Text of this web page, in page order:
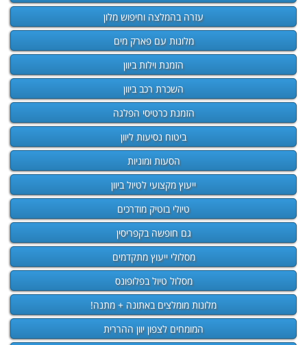
עזרה בהמלצה וחיפוש מלון
מלונות עם פארק מים
הזמנת וילות ביוון
השכרת רכב ביוון
הזמנת כרטיסי הפלגה
ביטוח נסיעות ליוון
הסעות ומוניות
ייעוץ מקצועי לטיול ביוון
טיולי בוטיק מודרכים
גם חופשה בקפריסין
מסלולי ייעוץ מתקדמים
מסלול טיול בפלופונס
מלונות מומלצים באתונה + מתנה!
המומחים לצפון יוון ההררית